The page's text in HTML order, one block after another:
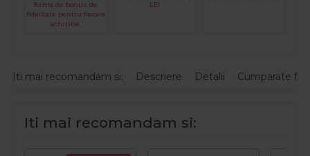
forma de bonus de
fidelitate pentru fiecare
achizitie.
LEI
Iti mai recomandam si: Descriere Detalii Cumparate
Iti mai recomandam si: